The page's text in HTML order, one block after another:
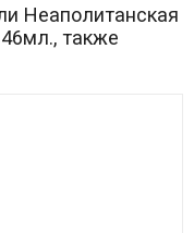
Неаполитанская
также